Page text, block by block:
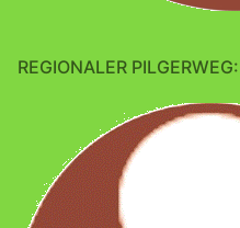
REGIONALER